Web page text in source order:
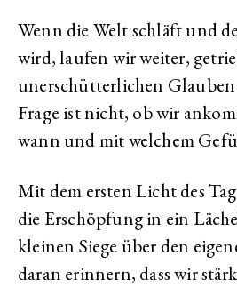
Wenn die Welt schläft und
wird, laufen wir weiter,
unerschütterlichen
Frage ist nicht, ob wir
wann und mit welchem
Mit dem ersten Licht des
die Erschöpfung in ein
kleinen Siege über den
daran erinnern, dass wir